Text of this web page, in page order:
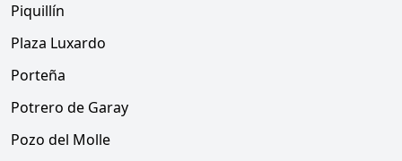
Piquillín
Plaza Luxardo
Porteña
Potrero de Garay
Pozo del Molle